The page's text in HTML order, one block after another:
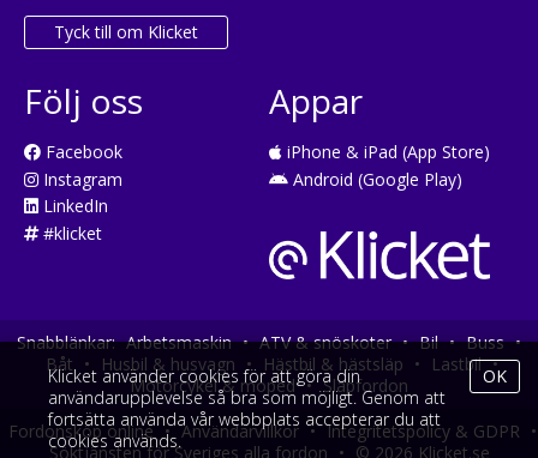
Tyck till om Klicket
Följ oss
Facebook
Instagram
LinkedIn
#klicket
Appar
iPhone & iPad (App Store)
Android (Google Play)
Snabblänkar: Arbetsmaskin • ATV & snöskoter • Bil • Buss •
Båt • Husbil & husvagn • Hästbil & hästsläp • Lastbil •
Motorcykel & moped • Släpfordon
Fordonsköp online • Användarvillkor • Integritetspolicy & GDPR •
Söktjänsten för Sveriges alla fordon • © 2026 Klicket.se
Klicket använder cookies för att göra din
användarupplevelse så bra som möjligt. Genom att
fortsätta använda vår webbplats accepterar du att
cookies används.
OK